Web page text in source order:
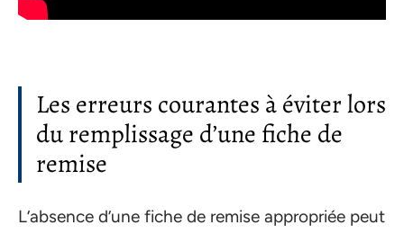
Les erreurs courantes à éviter lors
du remplissage d’une fiche de
remise
L’absence d’une fiche de remise appropriée peut